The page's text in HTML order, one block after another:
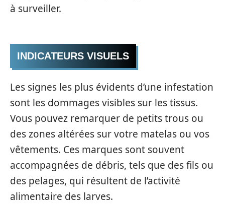
à surveiller.
INDICATEURS VISUELS
Les signes les plus évidents d’une infestation
sont les dommages visibles sur les tissus.
Vous pouvez remarquer de petits trous ou
des zones altérées sur votre matelas ou vos
vêtements. Ces marques sont souvent
accompagnées de débris, tels que des fils ou
des pelages, qui résultent de l’activité
alimentaire des larves.